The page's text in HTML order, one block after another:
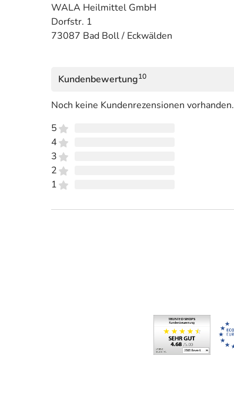
WALA Heilmittel GmbH
Dorfstr. 1
73087 Bad Boll / Eckwälden
Kundenbewertung10
Noch keine Kundenrezensionen vorhanden.
5
4
3
2
1